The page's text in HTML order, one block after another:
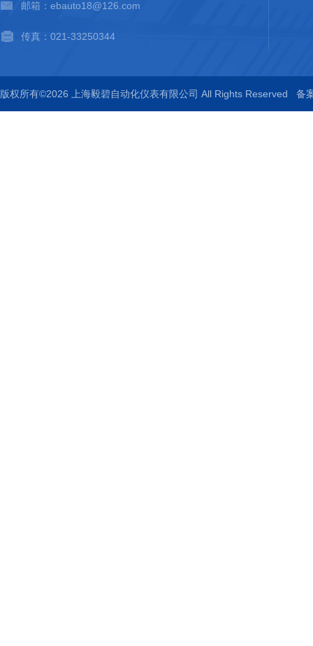
邮箱：ebauto18@126.com
传真：021-33250344
版权所有©2026 上海毅碧自动化仪表有限公司 All Rights Reserved 备